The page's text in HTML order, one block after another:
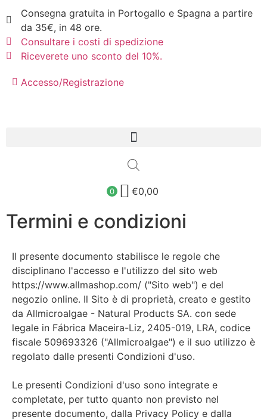
Consegna gratuita in Portogallo e Spagna a partire
da 35€, in 48 ore.
Consultare i costi di spedizione
Riceverete uno sconto del 10%.
Accesso/Registrazione
0 €0,00
Termini e condizioni
Il presente documento stabilisce le regole che
disciplinano l'accesso e l'utilizzo del sito web
https://www.allmashop.com/ ("Sito web") e del
negozio online. Il Sito è di proprietà, creato e gestito
da Allmicroalgae - Natural Products SA. con sede
legale in Fábrica Maceira-Liz, 2405-019, LRA, codice
fiscale 509693326 ("Allmicroalgae") e il suo utilizzo è
regolato dalle presenti Condizioni d'uso.
Le presenti Condizioni d'uso sono integrate e
completate, per tutto quanto non previsto nel
presente documento, dalla Privacy Policy e dalla